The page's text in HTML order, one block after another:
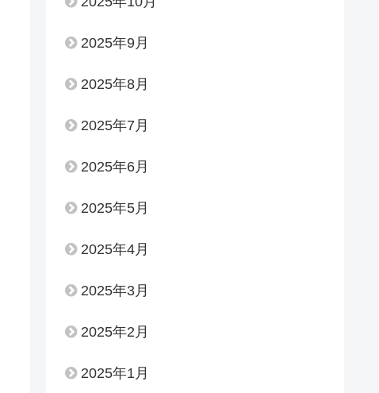
2025年9月
2025年8月
2025年7月
2025年6月
2025年5月
2025年4月
2025年3月
2025年2月
2025年1月